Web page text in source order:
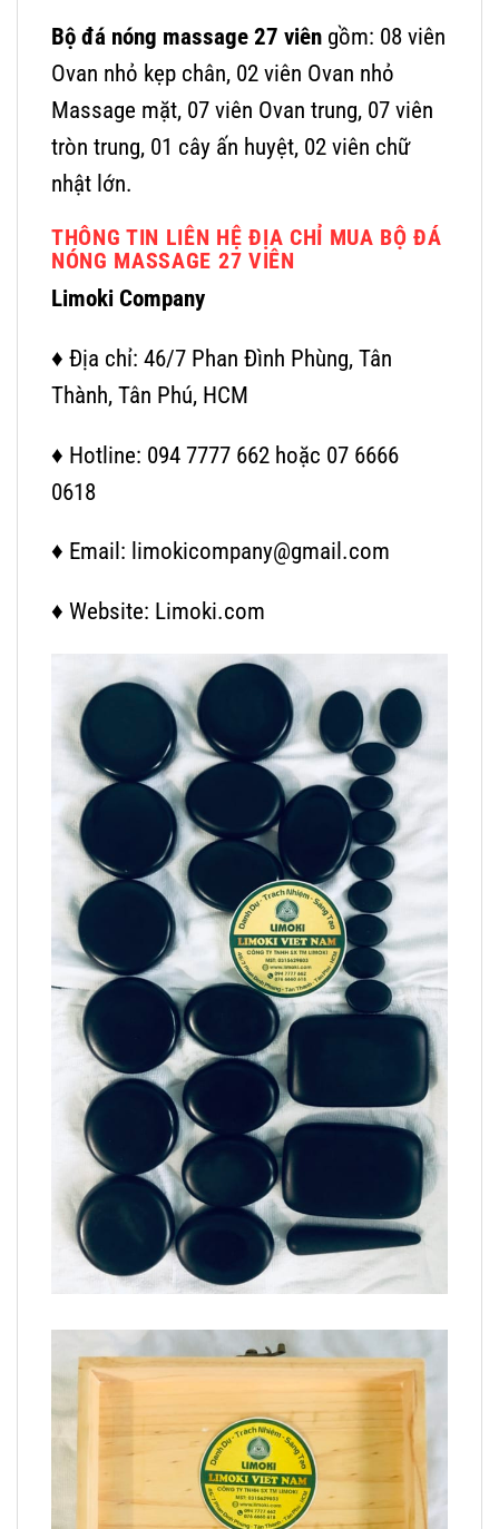
Bộ đá nóng massage 27 viên gồm: 08 viên
Ovan nhỏ kẹp chân, 02 viên Ovan nhỏ
Massage mặt, 07 viên Ovan trung, 07 viên
tròn trung, 01 cây ấn huyệt, 02 viên chữ
nhật lớn.
THÔNG TIN LIÊN HỆ ĐỊA CHỈ MUA BỘ ĐÁ
NÓNG MASSAGE 27 VIÊN
Limoki Company
♦ Địa chỉ: 46/7 Phan Đình Phùng, Tân
Thành, Tân Phú, HCM
♦ Hotline: 094 7777 662 hoặc 07 6666
0618
♦ Email: limokicompany@gmail.com
♦ Website: Limoki.com